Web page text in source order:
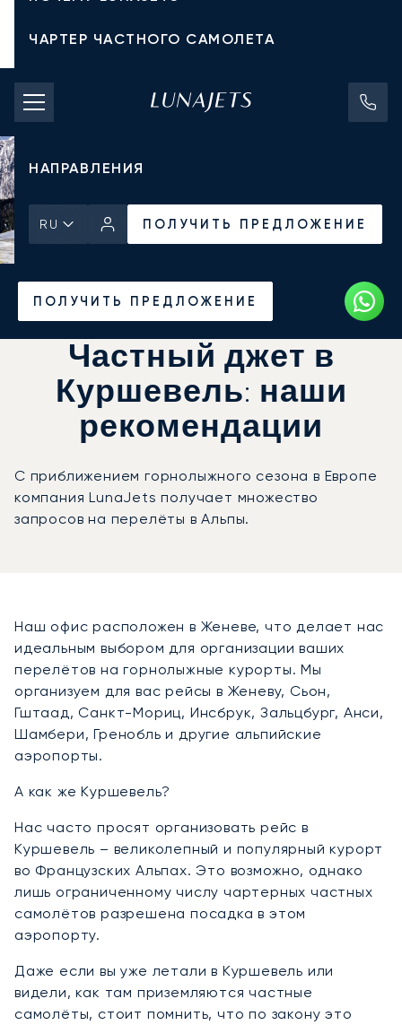
ЧАРТЕР ЧАСТНОГО САМОЛЕТА
СТОИМОСТЬ ЧАРТЕРА
ЧАСТНЫЕ САМОЛЕТЫ
НАПРАВЛЕНИЯ
RU ПОЛУЧИТЬ ПРЕДЛОЖЕНИЕ
ПОЛУЧИТЬ ПРЕДЛОЖЕНИЕ
Частный джет в
Куршевель: наши
рекомендации
С приближением горнолыжного сезона в Европе
компания LunaJets получает множество
запросов на перелёты в Альпы.
Наш офис расположен в Женеве, что делает нас
идеальным выбором для организации ваших
перелётов на горнолыжные курорты. Мы
организуем для вас рейсы в Женеву, Сьон,
Гштаад, Санкт-Мориц, Инсбрук, Зальцбург, Анси,
Шамбери, Гренобль и другие альпийские
аэропорты.
А как же Куршевель?
Нас часто просят организовать рейс в
Куршевель – великолепный и популярный курорт
во Французских Альпах. Это возможно, однако
лишь ограниченному числу чартерных частных
самолётов разрешена посадка в этом
аэропорту.
Даже если вы уже летали в Куршевель или
видели, как там приземляются частные
самолёты, стоит помнить, что по закону это